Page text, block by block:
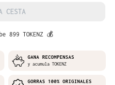
CESTA
899 TOKENZ 💰
GANA RECOMPENSAS
y acumula TOKENZ
GORRAS 100% ORIGINALES